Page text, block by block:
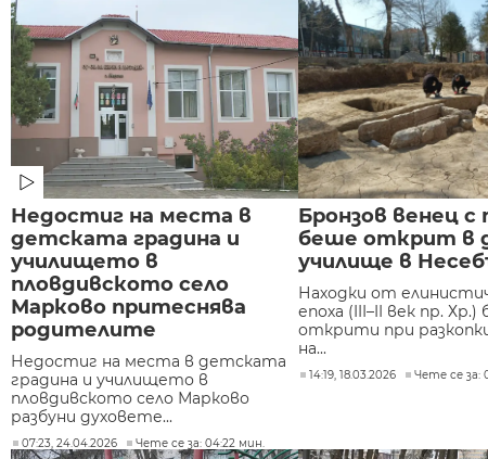
Недостиг на места в
детската градина и
училището в
пловдивското село
Марково притеснява
родителите
Недостиг на места в детската
градина и училището в
пловдивското село Марково
разбуни духовете...
07:23, 24.04.2026 Чете се за: 04:22 мин.
Бронзов венец с
беше открит в
училище в
Находки от
епоха (III–II век пр. Хр.)
открити при
на...
14:19, 18.03.2026 Чете се за: